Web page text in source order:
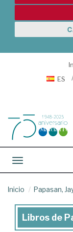
ES
Toggle navigation
Inicio Papasan,
Libros
Libros de